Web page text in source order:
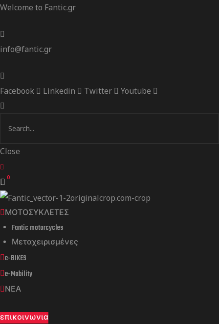
Welcome to Fantic.gr
info@fantic.gr
Facebook Linkedin Twitter Youtube
Close
0
ΜΟΤΟΣΥΚΛΕΤΕΣ
Fantic motorcycles
Μεταχειρισμένες
e-BIKES
e-Mobility
ΝΕΑ
επικοινωνια